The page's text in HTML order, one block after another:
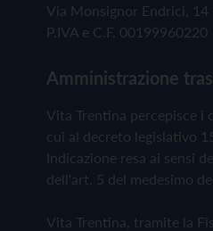
Via Monsignor Endrici, 14
P.IVA e C.F. 00199960220
Amministrazione
Vita Trentina percepisce
cui al decreto legislativo
Indicazione resa ai sensi
dell'art. 5 del medesimo
Vita Trentina, tramite la